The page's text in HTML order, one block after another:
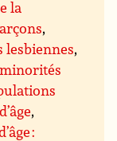
la
,
lesbiennes,
,
: